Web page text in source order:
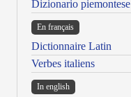
Dizionario piemontese
En français
Dictionnaire Latin
Verbes italiens
In english